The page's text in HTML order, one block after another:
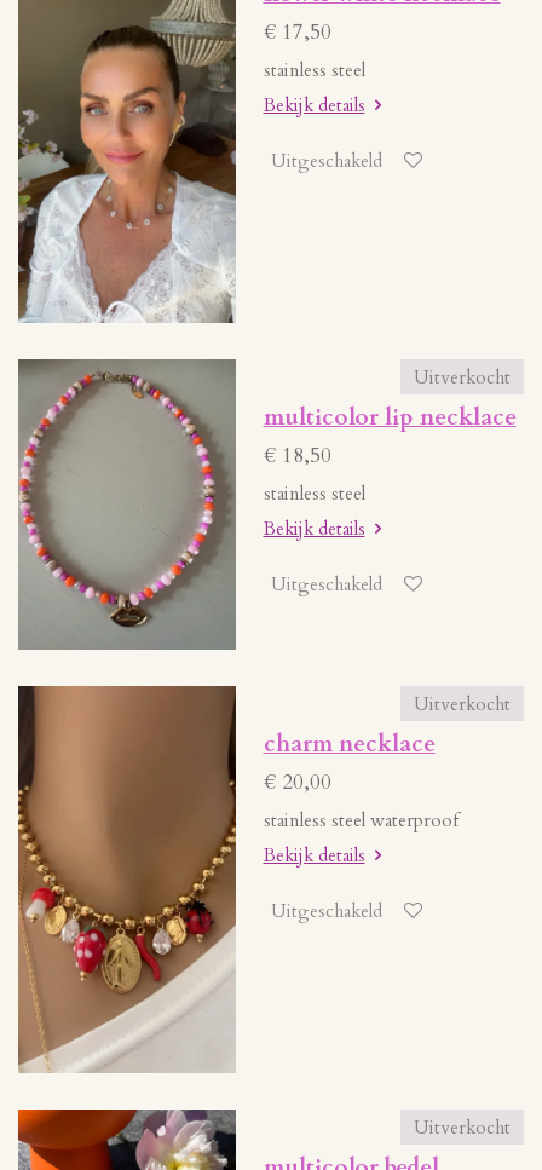
€ 17,50
stainless steel
Bekijk details
Uitgeschakeld
Uitverkocht
multicolor lip necklace
€ 18,50
stainless steel
Bekijk details
Uitgeschakeld
Uitverkocht
charm necklace
€ 20,00
stainless steel waterproof
Bekijk details
Uitgeschakeld
Uitverkocht